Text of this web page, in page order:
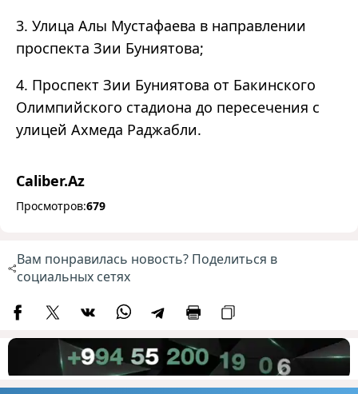
3. Улица Алы Мустафаева в направлении
проспекта Зии Буниятова;
4. Проспект Зии Буниятова от Бакинского
Олимпийского стадиона до пересечения с
улицей Ахмеда Раджабли.
Caliber.Az
Просмотров:679
Вам понравилась новость? Поделиться в
социальных сетях